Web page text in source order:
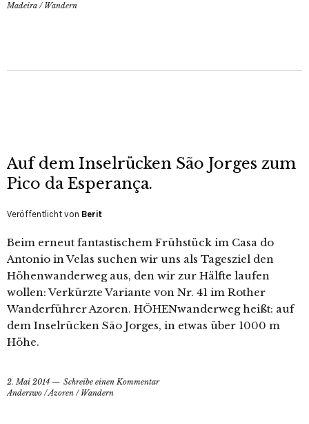
Madeira / Wandern
Auf dem Inselrücken São Jorges zum
Pico da Esperança.
Veröffentlicht von Berit
Beim erneut fantastischem Frühstück im Casa do
Antonio in Velas suchen wir uns als Tagesziel den
Höhenwanderweg aus, den wir zur Hälfte laufen
wollen: Verkürzte Variante von Nr. 41 im Rother
Wanderführer Azoren. HÖHENwanderweg heißt: auf
dem Inselrücken São Jorges, in etwas über 1000 m
Höhe.
2. Mai 2014
Schreibe einen Kommentar
Anderswo /Azoren / Wandern